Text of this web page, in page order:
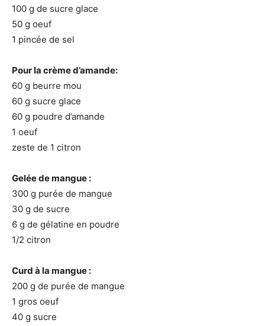
100 g de sucre glace
50 g oeuf
1 pincée de sel
Pour la crème d’amande:
60 g beurre mou
60 g sucre glace
60 g poudre d’amande
1 oeuf
zeste de 1 citron
Gelée de mangue :
300 g purée de mangue
30 g de sucre
6 g de gélatine en poudre
1/2 citron
Curd à la mangue :
200 g de purée de mangue
1 gros oeuf
40 g sucre